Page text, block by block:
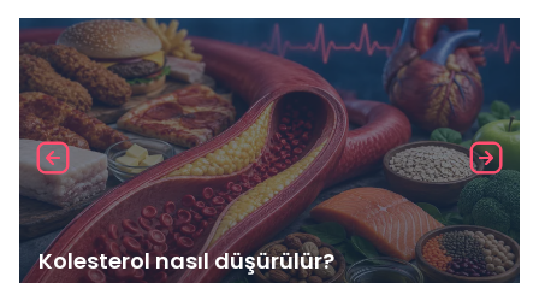
Kolesterol nasıl düşürülür?